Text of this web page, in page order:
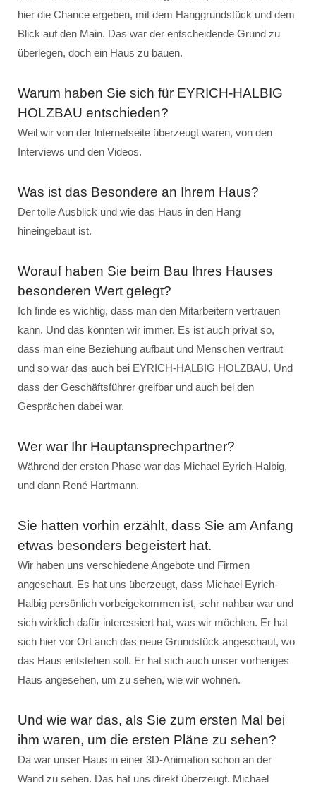
hier die Chance ergeben, mit dem Hanggrundstück und dem
Blick auf den Main. Das war der entscheidende Grund zu
überlegen, doch ein Haus zu bauen.
Warum haben Sie sich für EYRICH-HALBIG
HOLZBAU entschieden?
Weil wir von der Internetseite überzeugt waren, von den
Interviews und den Videos.
Was ist das Besondere an Ihrem Haus?
Der tolle Ausblick und wie das Haus in den Hang
hineingebaut ist.
Worauf haben Sie beim Bau Ihres Hauses
besonderen Wert gelegt?
Ich finde es wichtig, dass man den Mitarbeitern vertrauen
kann. Und das konnten wir immer. Es ist auch privat so,
dass man eine Beziehung aufbaut und Menschen vertraut
und so war das auch bei EYRICH-HALBIG HOLZBAU. Und
dass der Geschäftsführer greifbar und auch bei den
Gesprächen dabei war.
Wer war Ihr Hauptansprechpartner?
Während der ersten Phase war das Michael Eyrich-Halbig,
und dann René Hartmann.
Sie hatten vorhin erzählt, dass Sie am Anfang
etwas besonders begeistert hat.
Wir haben uns verschiedene Angebote und Firmen
angeschaut. Es hat uns überzeugt, dass Michael Eyrich-
Halbig persönlich vorbeigekommen ist, sehr nahbar war und
sich wirklich dafür interessiert hat, was wir möchten. Er hat
sich hier vor Ort auch das neue Grundstück angeschaut, wo
das Haus entstehen soll. Er hat sich auch unser vorheriges
Haus angesehen, um zu sehen, wie wir wohnen.
Und wie war das, als Sie zum ersten Mal bei
ihm waren, um die ersten Pläne zu sehen?
Da war unser Haus in einer 3D-Animation schon an der
Wand zu sehen. Das hat uns direkt überzeugt. Michael